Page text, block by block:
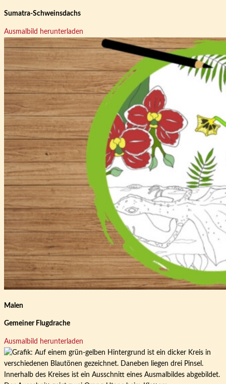
Sumatra-Schweinsdachs
Ausmalbild herunterladen
Malen
Gemeiner Flugdrache
Ausmalbild herunterladen